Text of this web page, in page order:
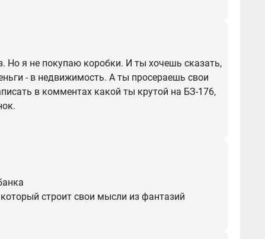
Но я не покупаю коробки. И ты хочешь сказать,
- в недвижимость. А ты просераешь свои
в комментах какой ты крутой на БЗ-176,
строит свои мысли из фантазий